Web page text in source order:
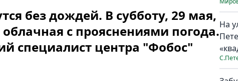
без дождей. В субботу, 29 мая,
с прояснениями погода.
специалист центра "Фобос"
На